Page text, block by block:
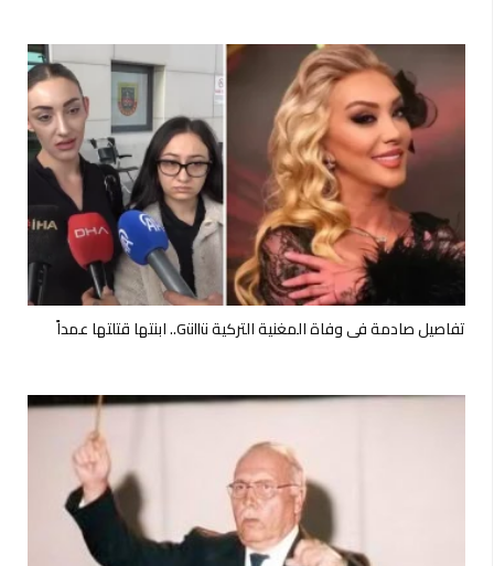
تفاصيل صادمة في وفاة المغنية التركية Güllü.. ابنتها قتلتها عمداً